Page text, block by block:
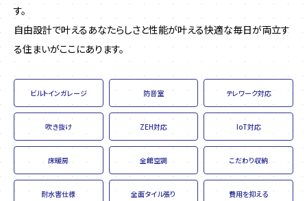
す。
自由設計で叶えるあなたらしさと性能が叶える快適な毎日が両立す
る住まいがここにあります。
ビルトインガレージ 防音室 テレワーク対応
吹き抜け ZEH対応 IoT対応
床暖房 全館空調 こだわり収納
耐水害仕様 全面タイル張り 費用を抑える